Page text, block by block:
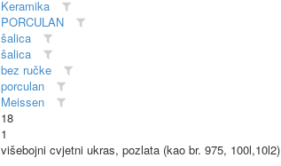
Keramika
PORCULAN
šalica
šalica
bez ručke
porculan
Meissen
18
1
višebojni cvjetni ukras, pozlata (kao br. 975, 100l,10l2)